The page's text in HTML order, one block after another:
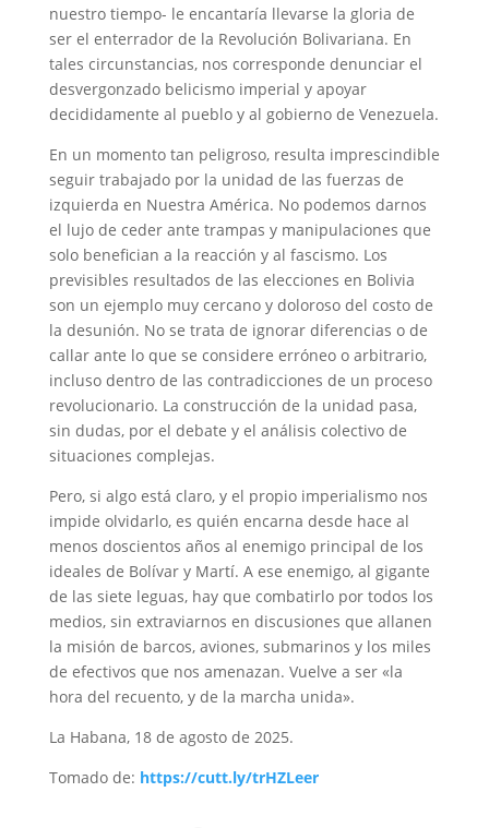
nuestro tiempo- le encantaría llevarse la gloria de
ser el enterrador de la Revolución Bolivariana. En
tales circunstancias, nos corresponde denunciar el
desvergonzado belicismo imperial y apoyar
decididamente al pueblo y al gobierno de Venezuela.
En un momento tan peligroso, resulta imprescindible
seguir trabajado por la unidad de las fuerzas de
izquierda en Nuestra América. No podemos darnos
el lujo de ceder ante trampas y manipulaciones que
solo benefician a la reacción y al fascismo. Los
previsibles resultados de las elecciones en Bolivia
son un ejemplo muy cercano y doloroso del costo de
la desunión. No se trata de ignorar diferencias o de
callar ante lo que se considere erróneo o arbitrario,
incluso dentro de las contradicciones de un proceso
revolucionario. La construcción de la unidad pasa,
sin dudas, por el debate y el análisis colectivo de
situaciones complejas.
Pero, si algo está claro, y el propio imperialismo nos
impide olvidarlo, es quién encarna desde hace al
menos doscientos años al enemigo principal de los
ideales de Bolívar y Martí. A ese enemigo, al gigante
de las siete leguas, hay que combatirlo por todos los
medios, sin extraviarnos en discusiones que allanen
la misión de barcos, aviones, submarinos y los miles
de efectivos que nos amenazan. Vuelve a ser «la
hora del recuento, y de la marcha unida».
La Habana, 18 de agosto de 2025.
Tomado de: https://cutt.ly/trHZLeer